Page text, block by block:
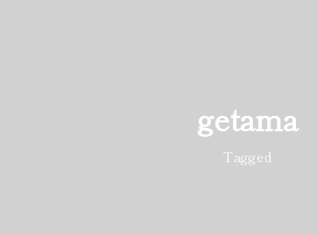
getama
Tagged